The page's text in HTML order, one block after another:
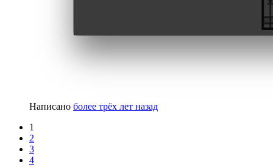
Написано более трёх лет назад
1
2
3
4